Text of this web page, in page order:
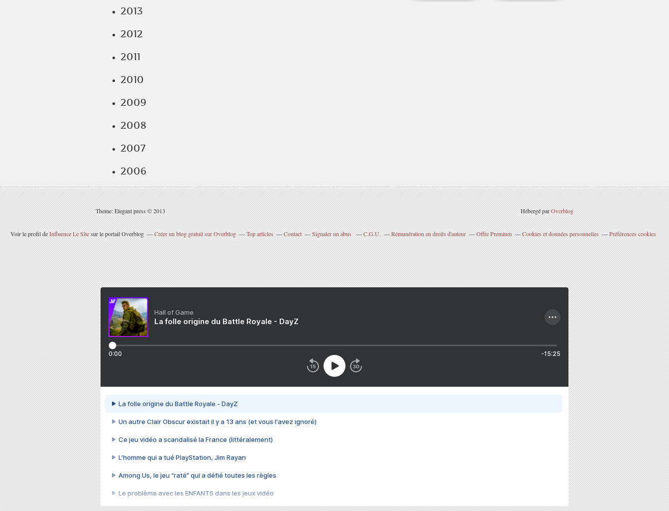
2013
2012
2011
2010
2009
2008
2007
2006
Theme: Elegant press © 2013 Hébergé parOverblog
Voir le profil deInfluence Le Sitesur le portail Overblog Créer un blog gratuit sur Overblog Top articles Contact Signaler un abus C.G.U. Rémunération en droits d'auteur Offre Premium Cookies et données personnelles Préférences cookies
Hall of Game
La folle origine du Battle Royale - DayZ
0:00 -15:25
La folle origine du Battle Royale - DayZ
Un autre Clair Obscur existait il y a 13 ans (et vous l'avez ignoré)
Ce jeu vidéo a scandalisé la France (littéralement)
L’homme qui a tué PlayStation, Jim Rayan
Among Us, le jeu “raté” qui a défié toutes les règles
Le problème avec les ENFANTS dans les jeux vidéo